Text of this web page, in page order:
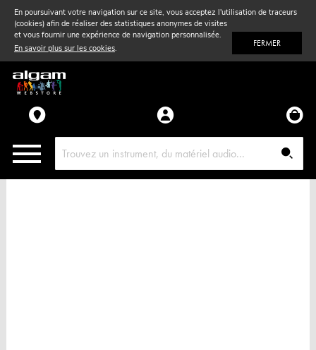
En poursuivant votre navigation sur ce site, vous acceptez l'utilisation de traceurs
(cookies) afin de réaliser des statistiques anonymes de visites
et vous fournir une expérience de navigation personnalisée.
En savoir plus sur les cookies. FERMER
Vent& Violon
Accessoires
Pièces détachées